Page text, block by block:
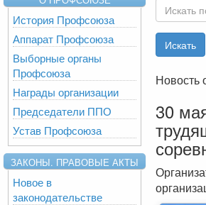
История Профсоюза
Аппарат Профсоюза
Выборные органы
Профсоюза
Награды организации
Председатели ППО
Устав Профсоюза
ЗАКОНЫ. ПРАВОВЫЕ АКТЫ
Новое в
законодательстве
Новость
30